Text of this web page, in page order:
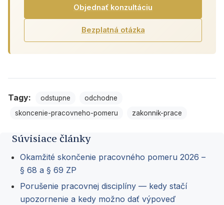
Objednať konzultáciu
Bezplatná otázka
Tagy: odstupne
odchodne
skoncenie-pracovneho-pomeru
zakonnik-prace
Súvisiace články
Okamžité skončenie pracovného pomeru 2026 –
§ 68 a § 69 ZP
Porušenie pracovnej disciplíny — kedy stačí
upozornenie a kedy možno dať výpoveď